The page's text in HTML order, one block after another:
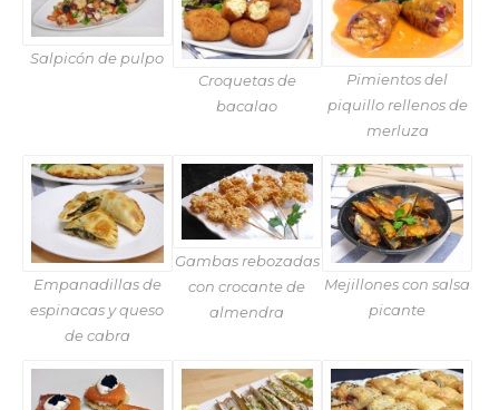
Salpicón de pulpo
Croquetas de
bacalao
Pimientos del
piquillo rellenos de
merluza
Empanadillas de
espinacas y queso
de cabra
Gambas rebozadas
con crocante de
almendra
Mejillones con salsa
picante